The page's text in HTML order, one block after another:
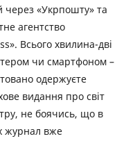
через «Укрпошту» та
агентство
Всього хвилина-дві
чи смартфоном –
одержуєте
видання про світ
не боячись, що в
журнал вже